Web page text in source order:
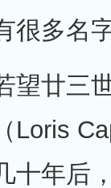
很多名
望廿三
Loris
十年后